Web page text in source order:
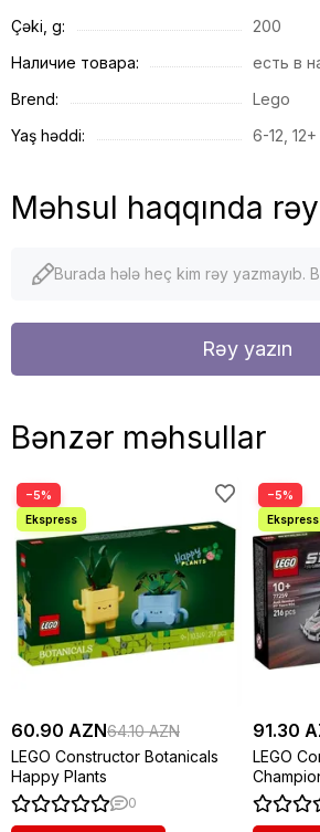
Çəki, g:
200
Наличие товара:
есть в
Brend:
Lego
Yaş həddi:
6-12, 12+
Məhsul haqqında
Burada hələ heç kim rəy yazmayıb.
Rəy yazın
Bənzər məhsullar
−5%
60.90 AZN64.10 AZN
LEGO Constructor Botanicals
Happy Plants
0
−5%
91.30
LEGO
Team